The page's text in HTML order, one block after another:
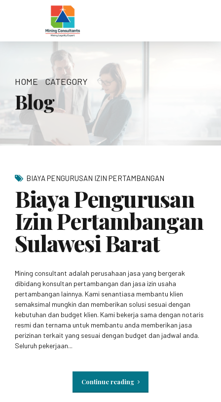
HOME CATEGORY
Blog
BIAYA PENGURUSAN IZIN PERTAMBANGAN
Biaya Pengurusan
Izin Pertambangan
Sulawesi Barat
Mining consultant adalah perusahaan jasa yang bergerak
dibidang konsultan pertambangan dan jasa izin usaha
pertambangan lainnya. Kami senantiasa membantu klien
semaksimal mungkin dan memberikan solusi sesuai dengan
kebutuhan dan budget klien. Kami bekerja sama dengan notaris
resmi dan ternama untuk membantu anda memberikan jasa
perizinan terkait yang sesuai dengan budget dan jadwal anda.
Seluruh pekerjaan...
Continue reading